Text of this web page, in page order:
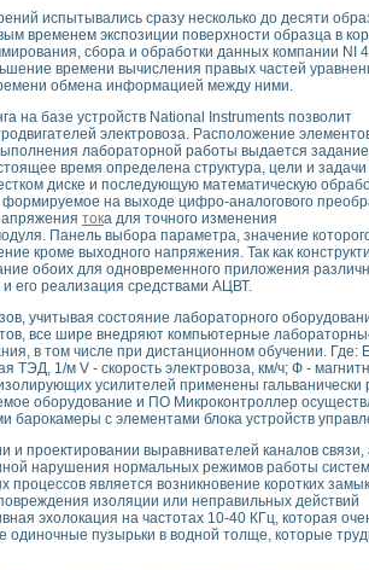
акустической эмиссии
характеристик и параметров силовых
методом
программных средств NATIONAL INSTRUMENTS
значений
стробоскопического осциллографа и
средств измерений
параметров джиттера
в учебной лаборатории средствами
модели импульсного сигнала
среде Lab VIEW 7.1
в среде LabVIEW
электросопротивления (RRR) сверхпроводников
колебаний в пространстве Ван Дер Поля
INSTEK
6008
испытывались сразу несколько до десяти
временем экспозиции поверхности образца в
сбора и обработки данных компании NI
времени вычисления правых частей
обмена информацией между ними.
на базе устройств National Instruments позволит
электровоза. Расположение
лабораторной работы выдается
время определена структура, цели и задачи
диске и последующую математическую
на выходе цифро-аналогового
тока для точного изменения
Панель выбора параметра, значение
кроме выходного напряжения. Так как
обоих для одновременного приложения
реализация средствами АЦВТ.
учитывая состояние лабораторного
все шире внедряют компьютерные
в том числе при дистанционном обучении. Где:
ТЭД, 1/м V - скорость электровоза, км/ч; Ф -
усилителей применены гальванически
оборудование и ПО Микроконтроллер
с элементами блока устройств
и проектировании выравнивателей каналов связи,
нарушения нормальных режимов работы
является возникновение коротких
изоляции или неправильных действий
эхолокация на частотах 10-40 КГц, которая
одиночные пузырьки в водной толще, которые